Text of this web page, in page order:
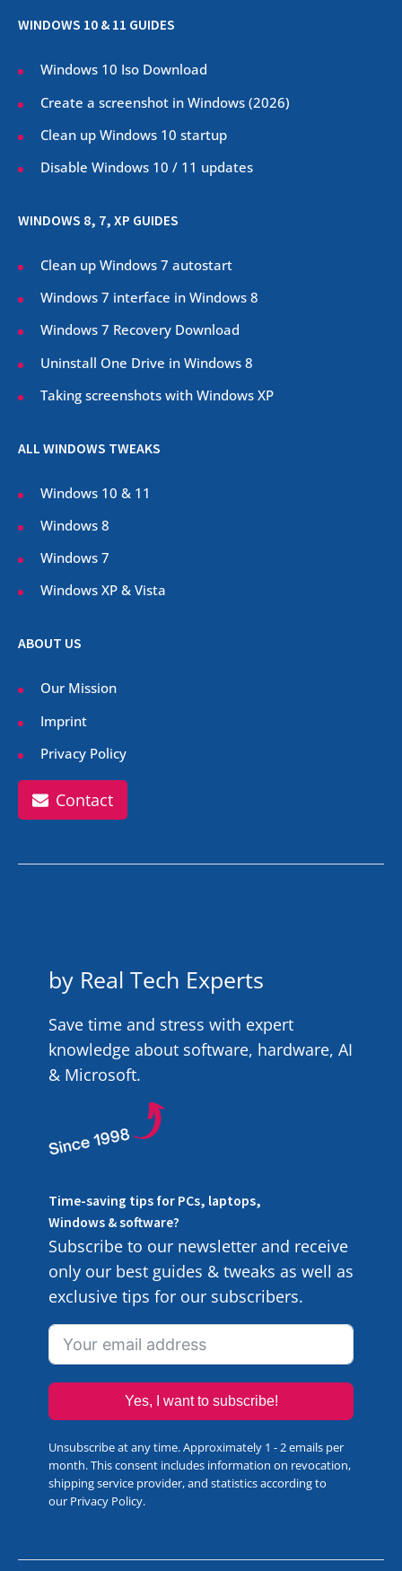
WINDOWS 10 & 11 GUIDES
Windows 10 Iso Download
Create a screenshot in Windows (2026)
Clean up Windows 10 startup
Disable Windows 10 / 11 updates
WINDOWS 8, 7, XP GUIDES
Clean up Windows 7 autostart
Windows 7 interface in Windows 8
Windows 7 Recovery Download
Uninstall One Drive in Windows 8
Taking screenshots with Windows XP
ALL WINDOWS TWEAKS
Windows 10 & 11
Windows 8
Windows 7
Windows XP & Vista
ABOUT US
Our Mission
Imprint
Privacy Policy
Contact
by Real Tech Experts
Save time and stress with expert
knowledge about software, hardware, AI
& Microsoft.
Time-saving tips for PCs, laptops,
Windows & software?
Subscribe to our newsletter and receive
only our best guides & tweaks as well as
exclusive tips for our subscribers.
Yes, I want to subscribe!
Unsubscribe at any time. Approximately 1 - 2 emails per
month. This consent includes information on revocation,
shipping service provider, and statistics according to
our Privacy Policy.